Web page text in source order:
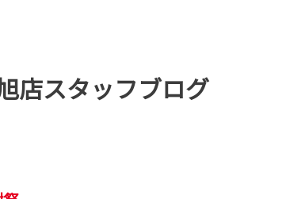
店スタッフブログ